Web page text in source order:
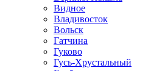
Видное
Владивосток
Вольск
Гатчина
Гуково
Гусь-Хрустальный